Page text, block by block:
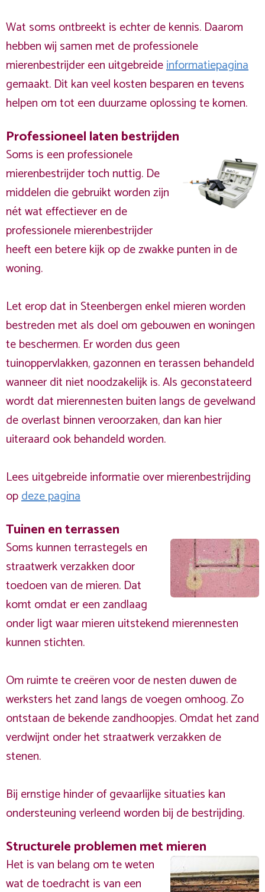
Wat soms ontbreekt is echter de kennis. Daarom
hebben wij samen met de professionele
mierenbestrijder een uitgebreideinformatiepagina
gemaakt. Dit kan veel kosten besparen en tevens
helpen om tot een duurzame oplossing te komen.
Professioneel laten bestrijden
Soms is een professionele
mierenbestrijder toch nuttig. De
middelen die gebruikt worden zijn
nét wat effectiever en de
professionele mierenbestrijder
heeft een betere kijk op de zwakke punten in de
woning.
Let erop dat in Steenbergen enkel mieren worden
bestreden met als doel om gebouwen en woningen
te beschermen. Er worden dus geen
tuinoppervlakken, gazonnen en terassen behandeld
wanneer dit niet noodzakelijk is. Als geconstateerd
wordt dat mierennesten buiten langs de gevelwand
de overlast binnen veroorzaken, dan kan hier
uiteraard ook behandeld worden.
Lees uitgebreide informatie over mierenbestrijding
opdeze pagina
Tuinen en terrassen
Soms kunnen terrastegels en
straatwerk verzakken door
toedoen van de mieren. Dat
komt omdat er een zandlaag
onder ligt waar mieren uitstekend mierennesten
kunnen stichten.
Om ruimte te creëren voor de nesten duwen de
werksters het zand langs de voegen omhoog. Zo
ontstaan de bekende zandhoopjes. Omdat het zand
verdwijnt onder het straatwerk verzakken de
stenen.
Bij ernstige hinder of gevaarlijke situaties kan
ondersteuning verleend worden bij de bestrijding.
Structurele problemen met mieren
Het is van belang om te weten
wat de toedracht is van een